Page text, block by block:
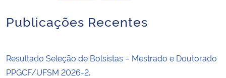
Publicações Recentes
Resultado Seleção de Bolsistas – Mestrado e Doutorado
PPGCF/UFSM 2026-2.